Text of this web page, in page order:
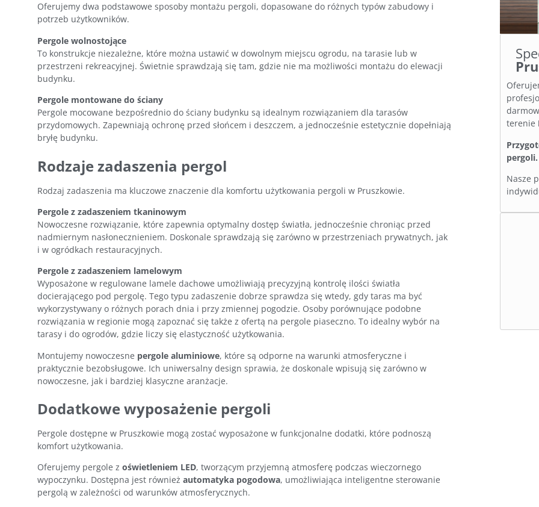
Oferujemy dwa podstawowe sposoby montażu pergoli, dopasowane do różnych typów zabudowy i
potrzeb użytkowników.
Pergole wolnostojące
To konstrukcje niezależne, które można ustawić w dowolnym miejscu ogrodu, na tarasie lub w
przestrzeni rekreacyjnej. Świetnie sprawdzają się tam, gdzie nie ma możliwości montażu do elewacji
budynku.
Pergole montowane do ściany
Pergole mocowane bezpośrednio do ściany budynku są idealnym rozwiązaniem dla tarasów
przydomowych. Zapewniają ochronę przed słońcem i deszczem, a jednocześnie estetycznie dopełniają
bryłę budynku.
Rodzaje zadaszenia pergol
Rodzaj zadaszenia ma kluczowe znaczenie dla komfortu użytkowania pergoli w Pruszkowie.
Pergole z zadaszeniem tkaninowym
Nowoczesne rozwiązanie, które zapewnia optymalny dostęp światła, jednocześnie chroniąc przed
nadmiernym nasłonecznieniem. Doskonale sprawdzają się zarówno w przestrzeniach prywatnych, jak
i w ogródkach restauracyjnych.
Pergole z zadaszeniem lamelowym
Wyposażone w regulowane lamele dachowe umożliwiają precyzyjną kontrolę ilości światła
docierającego pod pergolę. Tego typu zadaszenie dobrze sprawdza się wtedy, gdy taras ma być
wykorzystywany o różnych porach dnia i przy zmiennej pogodzie. Osoby porównujące podobne
rozwiązania w regionie mogą zapoznać się także z ofertą na pergole piaseczno. To idealny wybór na
tarasy i do ogrodów, gdzie liczy się elastyczność użytkowania.
Montujemy nowoczesne pergole aluminiowe, które są odporne na warunki atmosferyczne i
praktycznie bezobsługowe. Ich uniwersalny design sprawia, że doskonale wpisują się zarówno w
nowoczesne, jak i bardziej klasyczne aranżacje.
Dodatkowe wyposażenie pergoli
Pergole dostępne w Pruszkowie mogą zostać wyposażone w funkcjonalne dodatki, które podnoszą
komfort użytkowania.
Oferujemy pergole z oświetleniem LED, tworzącym przyjemną atmosferę podczas wieczornego
wypoczynku. Dostępna jest również automatyka pogodowa, umożliwiająca inteligentne sterowanie
pergolą w zależności od warunków atmosferycznych.
terenie
pergoli.
Nasze